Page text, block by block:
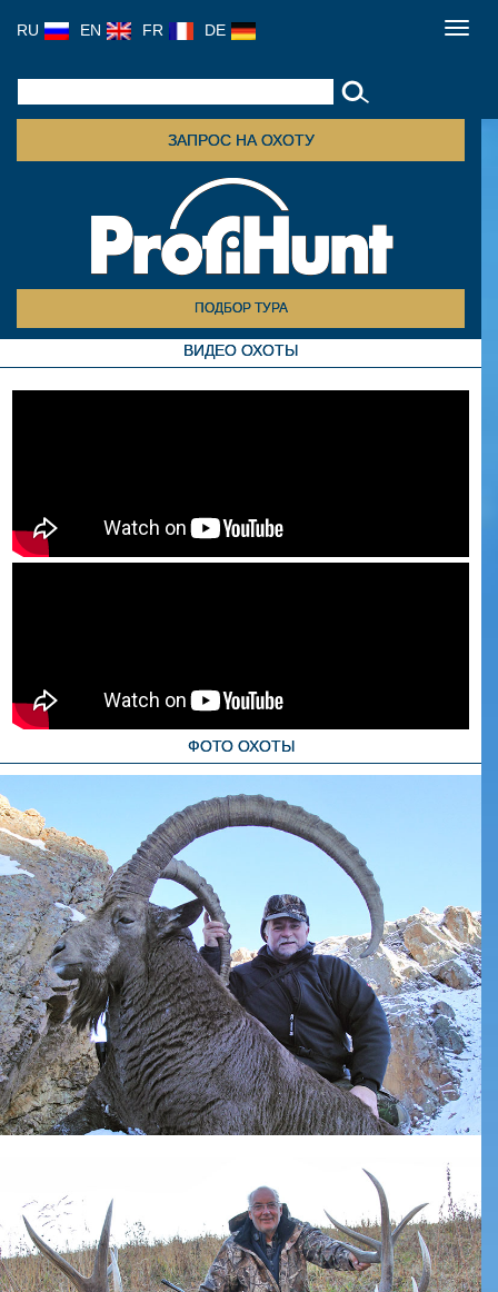
RU EN FR DE
ЗАПРОС НА ОХОТУ
ПОДБОР ТУРА
ВИДЕО ОХОТЫ
ФОТО ОХОТЫ